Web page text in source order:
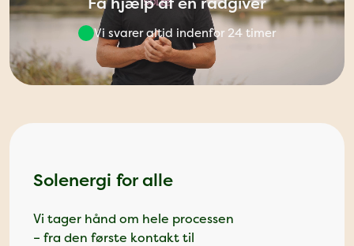
Få hjælp af en rådgiver
Vi svarer altid indenfor 24 timer
Solenergi for alle
Vi tager hånd om hele processen
– fra den første kontakt til